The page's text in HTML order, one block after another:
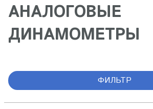
АНАЛОГОВЫЕ
ДИНАМОМЕТРЫ
ФИЛЬТР